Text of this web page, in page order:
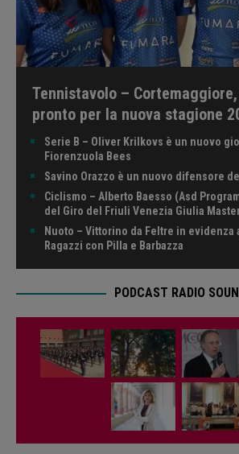
Tennistavolo –
pronto per la nuova stagione
Serie B – Oliver Krilkovs è un nuovo
Fiorenzuola Bees
Savino Orazzo è un nuovo difensore
Ciclismo – Alberto Baesso (Asd
del Giro del Friuli Venezia Giulia
Nuoto – Vittorino da Feltre in evidenza
Ragazzi con Pilla e Barbazza
PODCAST RADIO